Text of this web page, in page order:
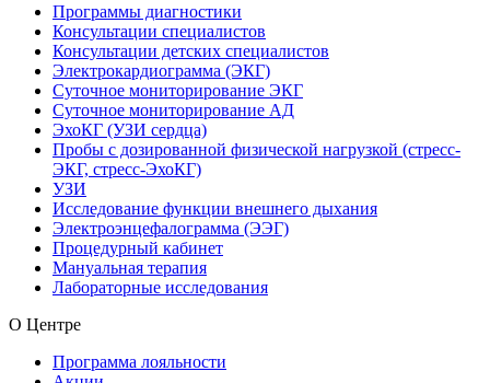
Программы диагностики
Консультации специалистов
Консультации детских специалистов
Электрокардиограмма (ЭКГ)
Суточное мониторирование ЭКГ
Суточное мониторирование АД
ЭхоКГ (УЗИ сердца)
Пробы с дозированной физической нагрузкой (стресс-
ЭКГ, стресс-ЭхоКГ)
УЗИ
Исследование функции внешнего дыхания
Электроэнцефалограмма (ЭЭГ)
Процедурный кабинет
Мануальная терапия
Лабораторные исследования
О Центре
Программа лояльности